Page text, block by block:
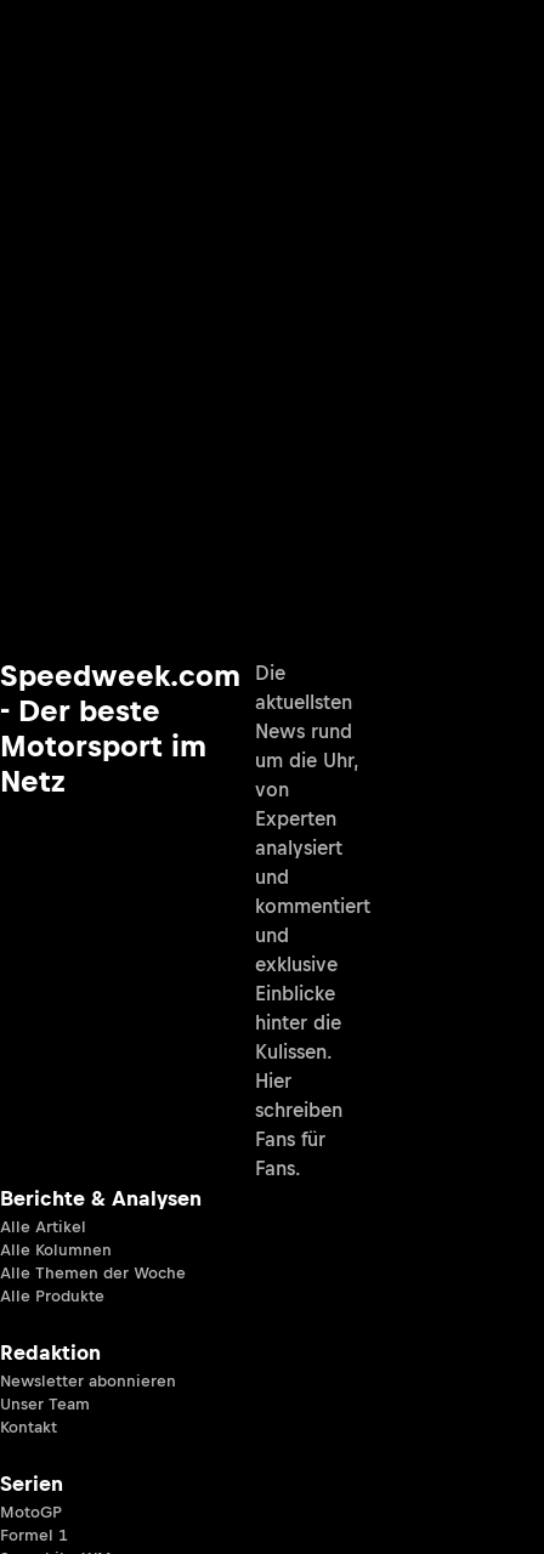
Speedweek.com
- Der beste
Motorsport im
Netz
Die
aktuellsten
News rund
um die Uhr,
von
Experten
analysiert
und
kommentiert
und
exklusive
Einblicke
hinter die
Kulissen.
Hier
schreiben
Fans für
Fans.
Berichte & Analysen
Alle Artikel
Alle Kolumnen
Alle Themen der Woche
Alle Produkte
Redaktion
Newsletter abonnieren
Unser Team
Kontakt
Serien
MotoGP
Formel 1